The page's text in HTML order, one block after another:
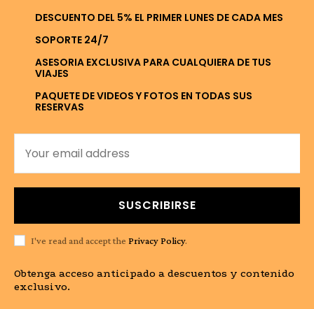
DESCUENTO DEL 5% EL PRIMER LUNES DE CADA MES
SOPORTE 24/7
ASESORIA EXCLUSIVA PARA CUALQUIERA DE TUS
VIAJES
PAQUETE DE VIDEOS Y FOTOS EN TODAS SUS
RESERVAS
SUSCRIBIRSE
I've read and accept the Privacy Policy.
Obtenga acceso anticipado a descuentos y contenido
exclusivo.